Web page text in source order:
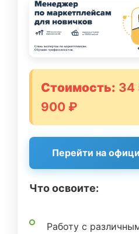
Стоимость: 34
900 ₽
Перейти на
Что освоите:
Работу с